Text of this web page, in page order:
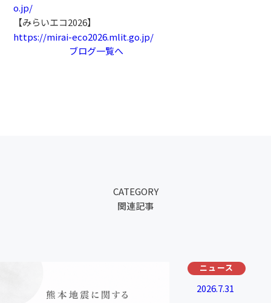
o.jp/
【みらいエコ2026】
https://mirai-eco2026.mlit.go.jp/
ブログ一覧へ
CATEGORY
関連記事
ニュース
2026.7.31